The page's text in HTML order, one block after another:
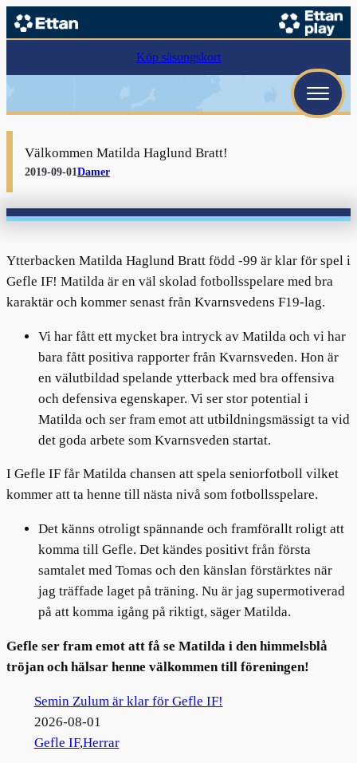
Köp säsongskort
Välkommen Matilda Haglund Bratt!
2019-09-01Damer
Ytterbacken Matilda Haglund Bratt född -99 är klar för spel i
Gefle IF! Matilda är en väl skolad fotbollsspelare med bra
karaktär och kommer senast från Kvarnsvedens F19-lag.
Vi har fått ett mycket bra intryck av Matilda och vi har
bara fått positiva rapporter från Kvarnsveden. Hon är
en välutbildad spelande ytterback med bra offensiva
och defensiva egenskaper. Vi ser stor potential i
Matilda och ser fram emot att utbildningsmässigt ta vid
det goda arbete som Kvarnsveden startat.
I Gefle IF får Matilda chansen att spela seniorfotboll vilket
kommer att ta henne till nästa nivå som fotbollsspelare.
Det känns otroligt spännande och framförallt roligt att
komma till Gefle. Det kändes positivt från första
samtalet med Tomas och den känslan förstärktes när
jag träffade laget på träning. Nu är jag supermotiverad
på att komma igång på riktigt, säger Matilda.
Gefle ser fram emot att få se Matilda i den himmelsblå
tröjan och hälsar henne välkommen till föreningen!
Semin Zulum är klar för Gefle IF!
2026-08-01
Gefle IF,Herrar